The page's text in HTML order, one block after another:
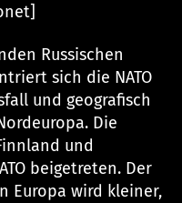
Russischen
sich die NATO
und geografisch
Die
und
beigetreten. Der
Europa wird kleiner,